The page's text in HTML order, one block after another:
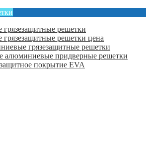
решетки
решетки цена
грязезащитные решетки
алюминиевые придверные решетки
покрытие EVA